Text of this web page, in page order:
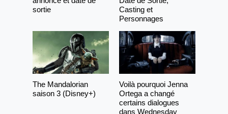
sortie
Casting et
Personnages
The Mandalorian
saison 3 (Disney+)
Voilà pourquoi Jenna
Ortega a changé
certains dialogues
dans Wednesday